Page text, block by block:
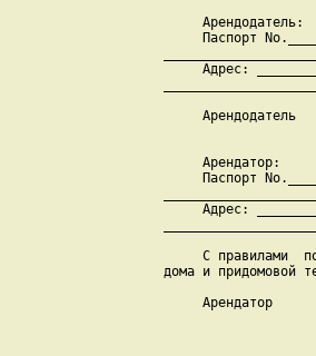
         Арендодатель:
Паспорт
Адрес:
Арендодатель
         Арендатор:
Паспорт
Адрес:
С правилами
дома и придомовой
Арендатор